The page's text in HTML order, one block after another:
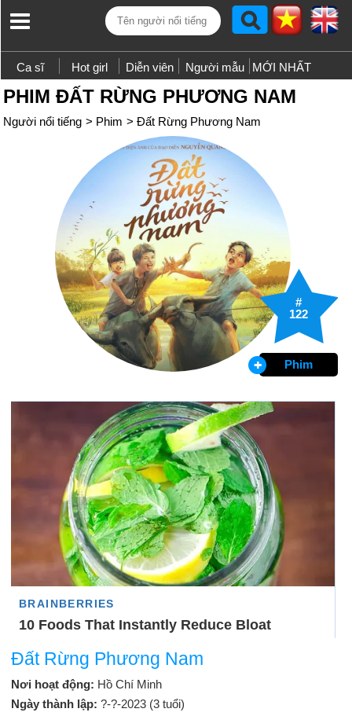
Ca sĩ Hot girl Diễn viên Người mẫu MỚI NHẤT
PHIM ĐẤT RỪNG PHƯƠNG NAM
Người nổi tiếng > Phim > Đất Rừng Phương Nam
#
122
Phim
Đất Rừng Phương Nam
Nơi hoạt động: Hồ Chí Minh
Ngày thành lập: ?-?-2023 (3 tuổi)